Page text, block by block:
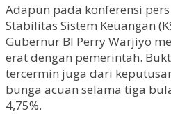
Adapun pada konferensi
Stabilitas Sistem Keuangan
Gubernur BI Perry Warjiyo
erat dengan pemerintah.
tercermin juga dari
bunga acuan selama tiga
4,75%.